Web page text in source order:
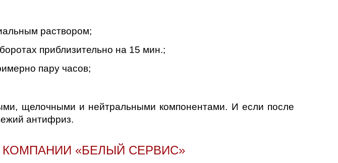
раствором;
приблизительно на 15 мин.;
пару часов;
щелочными и нейтральными компонентами. И если после
антифриз.
«БЕЛЫЙ СЕРВИС»